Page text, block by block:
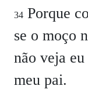
34 Porque
se o moço
não veja
meu pai.